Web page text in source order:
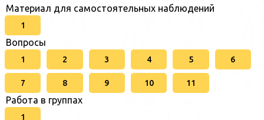
Материал для самостоятельных наблюдений
1
Вопросы
1 2 3 4 5 6
7 8 9 10 11
Работа в группах
1